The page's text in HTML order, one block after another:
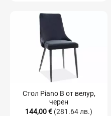
Стол Piano B от велур,
черен
144,00€ (281.64 лв.)